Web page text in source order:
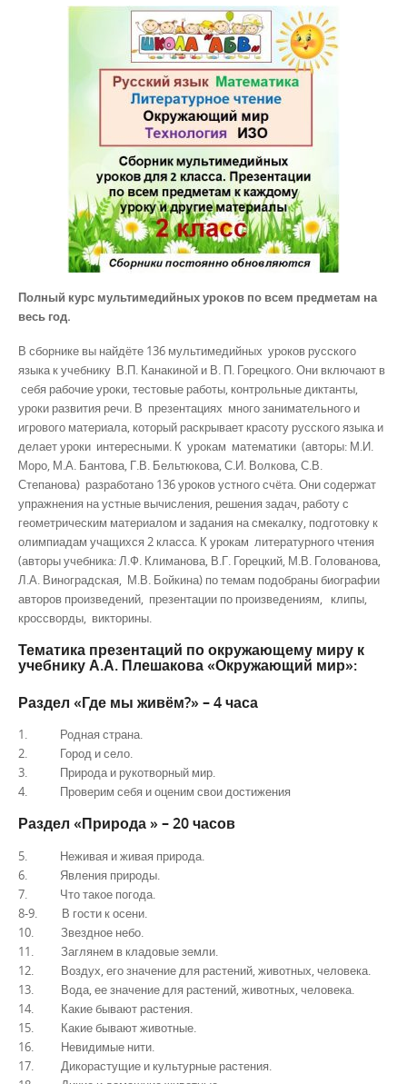
Полный курс мультимедийных уроков по всем предметам на
весь год.
В сборнике вы найдёте 136 мультимедийных уроков русского
языка к учебнику В.П. Канакиной и В. П. Горецкого. Они включают в
себя рабочие уроки, тестовые работы, контрольные диктанты,
уроки развития речи. В презентациях много занимательного и
игрового материала, который раскрывает красоту русского языка и
делает уроки интересными. К урокам математики (авторы: М.И.
Моро, М.А. Бантова, Г.В. Бельтюкова, С.И. Волкова, С.В.
Степанова) разработано 136 уроков устного счёта. Они содержат
упражнения на устные вычисления, решения задач, работу с
геометрическим материалом и задания на смекалку, подготовку к
олимпиадам учащихся 2 класса. К урокам литературного чтения
(авторы учебника: Л.Ф. Климанова, В.Г. Горецкий, М.В. Голованова,
Л.А. Виноградская, М.В. Бойкина) по темам подобраны биографии
авторов произведений, презентации по произведениям, клипы,
кроссворды, викторины.
Тематика презентаций по окружающему миру к
учебнику А.А. Плешакова «Окружающий мир»:
Раздел «Где мы живём?» – 4 часа
1. Родная страна.
2. Город и село.
3. Природа и рукотворный мир.
4. Проверим себя и оценим свои достижения
Раздел «Природа » – 20 часов
5. Неживая и живая природа.
6. Явления природы.
7. Что такое погода.
8-9. В гости к осени.
10. Звездное небо.
11. Заглянем в кладовые земли.
12. Воздух, его значение для растений, животных, человека.
13. Вода, ее значение для растений, животных, человека.
14. Какие бывают растения.
15. Какие бывают животные.
16. Невидимые нити.
17. Дикорастущие и культурные растения.